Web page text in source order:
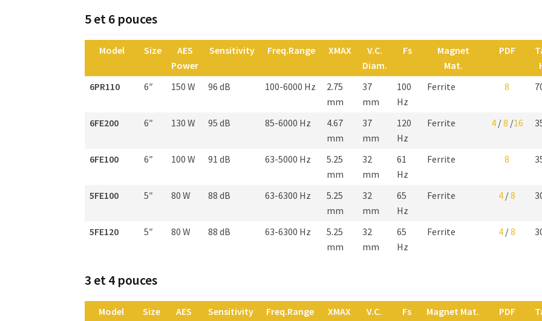
5 et 6 pouces
Model Size
AES
Power
Sensitivity Freq.Range XMAX
V.C.
Diam.
Fs
Magnet
Mat.
PDF
6PR110
6″ 150 W 96 dB 100-6000 Hz
2.75
mm
37
mm
100
Hz
Ferrite 8
6FE200 6″ 130 W 95 dB 85-6000 Hz
4.67
mm
37
mm
120
Hz
Ferrite 4/8 /16
6FE100 6″ 100 W 91 dB 63-5000 Hz
5.25
mm
32
mm
61
Hz
Ferrite 8
5FE100 5″ 80 W 88 dB 63-6300 Hz
5.25
mm
32
mm
65
Hz
Ferrite 4 /8
5FE120 5″ 80 W 88 dB 63-6300 Hz
5.25
mm
32
mm
65
Hz
Ferrite 4 /8
3 et 4 pouces
Model Size
AES
Sensitivity Freq.Range XMAX
V.C.
Fs Magnet Mat. PDF